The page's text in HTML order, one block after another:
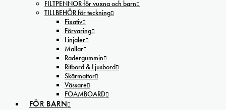
FILTPENNOR för vuxna och barn
TILLBEHÖR för teckning
Fixativ
Förvaring
Linjaler
Mallar
Radergummin
Ritbord & Ljusbord
Skärmattor
Vässare
FOAMBOARD
FÖR BARN